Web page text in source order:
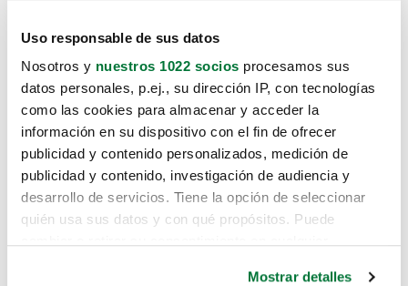
Uso responsable de sus datos
Nosotros y nuestros 1022 socios procesamos sus
datos personales, p.ej., su dirección IP, con tecnologías
como las cookies para almacenar y acceder la
información en su dispositivo con el fin de ofrecer
publicidad y contenido personalizados, medición de
publicidad y contenido, investigación de audiencia y
desarrollo de servicios. Tiene la opción de seleccionar
quién usa sus datos y con qué propósitos. Puede
Mostrar detalles
Lo sentimos, no sabemos como
te hemos traido hasta aquí.
Pero puedes encontrar el coche que estás
buscando en alguno de estos enlaces: